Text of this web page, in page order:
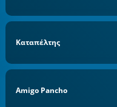
Καταπέλτης
Amigo Pancho